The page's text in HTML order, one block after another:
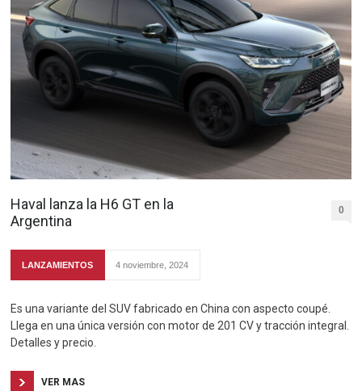
Haval lanza la H6 GT en la
Argentina
0
LANZAMIENTOS 4 noviembre, 2024
Es una variante del SUV fabricado en China con aspecto coupé.
Llega en una única versión con motor de 201 CV y tracción integral.
Detalles y precio.
VER MAS